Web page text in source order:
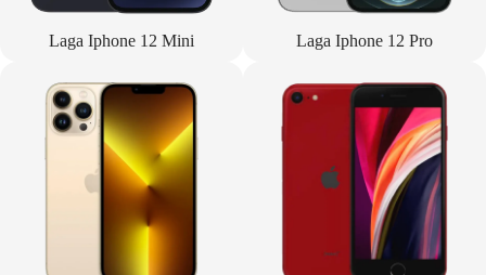
Laga Iphone 12 Mini Laga Iphone 12 Pro